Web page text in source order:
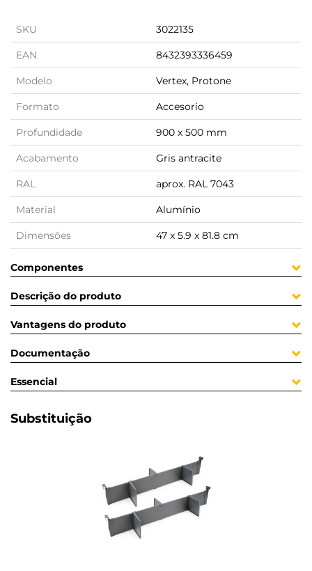
SKU 3022135
EAN 8432393336459
Modelo Vertex, Protone
Formato Accesorio
Profundidade 900 x 500 mm
Acabamento Gris antracite
RAL aprox. RAL 7043
Material Alumínio
Dimensões 47 x 5.9 x 81.8 cm
Componentes
Descrição do produto
Vantagens do produto
Documentação
Essencial
Substituição